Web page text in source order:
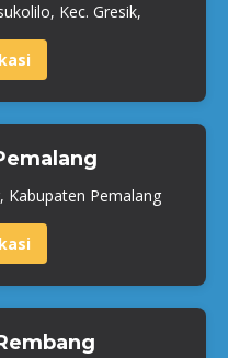
Kec. Gresik,
Kabupaten Pemalang